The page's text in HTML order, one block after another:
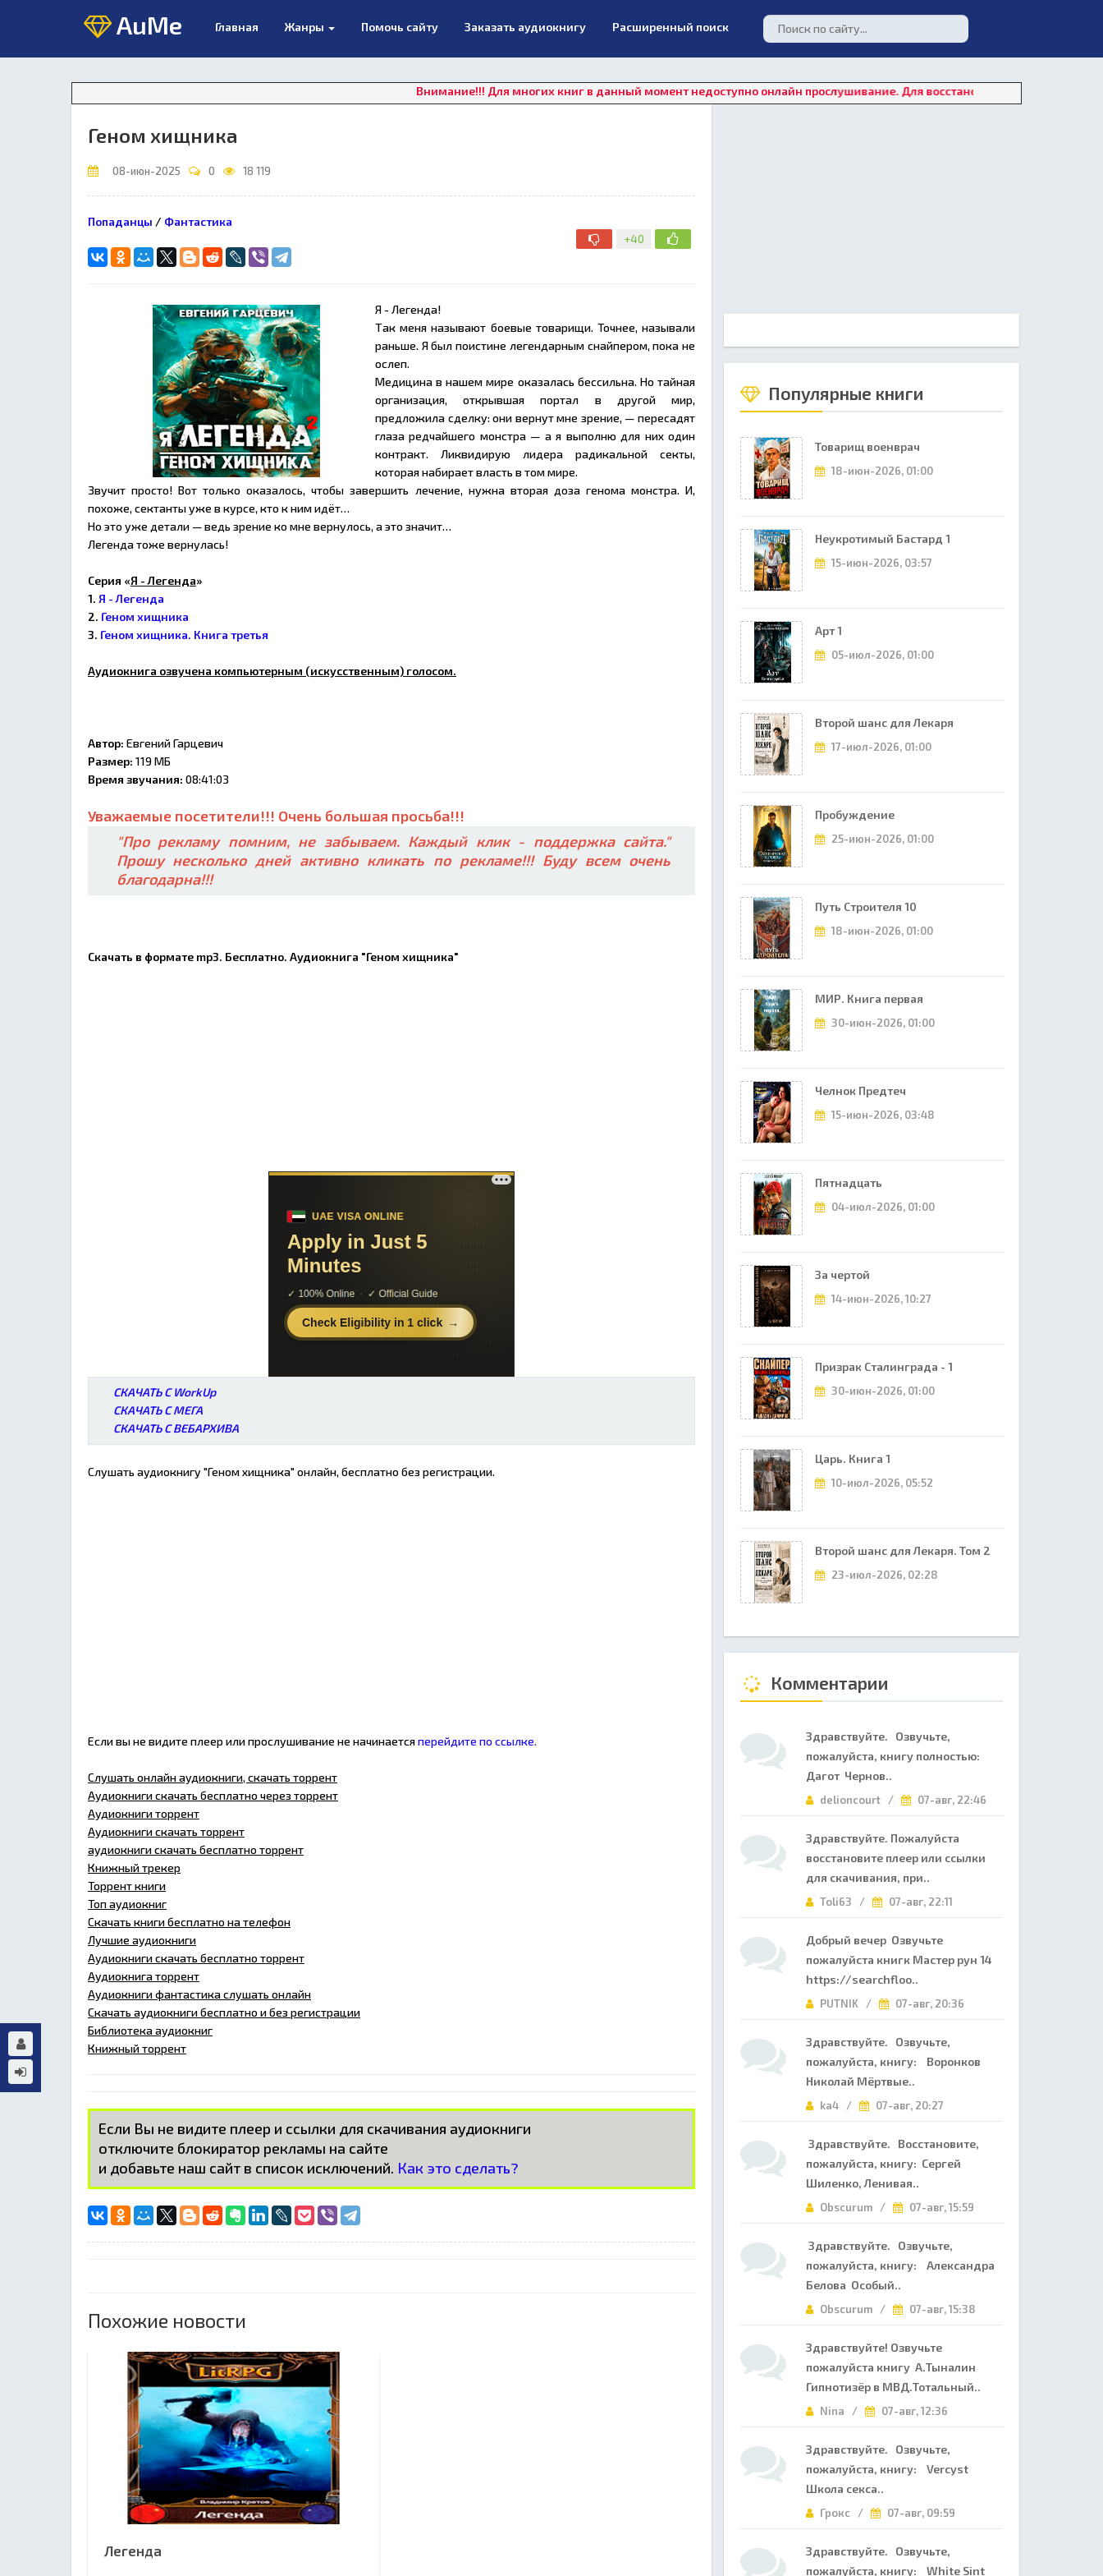
AuMe Главная Жанры Помочь сайту Заказать аудиокнигу Расширенный поиск
Внимание!!! Для многих книг в данный момент недоступно онлайн прослушивание. Для восстановления работы плеера
Геном хищника
08-июн-2025 0 18 119
+40
Попаданцы / Фантастика
Я - Легенда!
Так меня называют боевые товарищи. Точнее, называли
раньше. Я был поистине легендарным снайпером, пока не
ослеп.
Медицина в нашем мире оказалась бессильна. Но тайная
организация, открывшая портал в другой мир,
предложила сделку: они вернут мне зрение, — пересадят
глаза редчайшего монстра — а я выполню для них один
контракт. Ликвидирую лидера радикальной секты,
которая набирает власть в том мире.
Звучит просто! Вот только оказалось, чтобы завершить лечение, нужна вторая доза генома монстра. И,
похоже, сектанты уже в курсе, кто к ним идёт…
Но это уже детали — ведь зрение ко мне вернулось, а это значит…
Легенда тоже вернулась!
Серия «Я - Легенда»
1. Я - Легенда
2. Геном хищника
3. Геном хищника. Книга третья
Аудиокнига озвучена компьютерным (искусственным) голосом.
Автор: Евгений Гарцевич
Размер: 119 МБ
Время звучания: 08:41:03
Уважаемые посетители!!! Очень большая просьба!!!
"Про рекламу помним, не забываем. Каждый клик - поддержка сайта."
Прошу несколько дней активно кликать по рекламе!!! Буду всем очень
благодарна!!!
Скачать в формате mp3. Бесплатно. Аудиокнига "Геном хищника"
СКАЧАТЬ С WorkUp
СКАЧАТЬ С МЕГА
СКАЧАТЬ С ВЕБАРХИВА
Слушать аудиокнигу "Геном хищника" онлайн, бесплатно без регистрации.
Если вы не видите плеер или прослушивание не начинаетсяперейдите по ссылке.
Слушать онлайн аудиокниги, скачать торрент
Аудиокниги скачать бесплатно через торрент
Аудиокниги торрент
Аудиокниги скачать торрент
аудиокниги скачать бесплатно торрент
Книжный трекер
Торрент книги
Топ аудиокниг
Скачать книги бесплатно на телефон
Лучшие аудиокниги
Аудиокниги скачать бесплатно торрент
Аудиокнига торрент
Аудиокниги фантастика слушать онлайн
Скачать аудиокниги бесплатно и без регистрации
Библиотека аудиокниг
Книжный торрент
Если Вы не видите плеер и ссылки для скачивания аудиокниги
отключите блокиратор рекламы на сайте
и добавьте наш сайт в список исключений. Как это сделать?
Похожие новости
Легенда
Популярные книги
Товарищ военврач
18-июн-2026, 01:00
Неукротимый Бастард 1
15-июн-2026, 03:57
Арт 1
05-июл-2026, 01:00
Второй шанс для Лекаря
17-июл-2026, 01:00
Пробуждение
25-июн-2026, 01:00
Путь Строителя 10
18-июн-2026, 01:00
МИР. Книга первая
30-июн-2026, 01:00
Челнок Предтеч
15-июн-2026, 03:48
Пятнадцать
04-июл-2026, 01:00
За чертой
14-июн-2026, 10:27
Призрак Сталинграда - 1
30-июн-2026, 01:00
Царь. Книга 1
10-июл-2026, 05:52
Второй шанс для Лекаря. Том 2
23-июл-2026, 02:28
Комментарии
Здравствуйте. Озвучьте,
пожалуйста, книгу полностью:
Дагот Чернов..
delioncourt / 07-авг, 22:46
Здравствуйте. Пожалуйста
восстановите плеер или ссылки
для скачивания, при..
Toli63 / 07-авг, 22:11
Добрый вечер Озвучьте
пожалуйста книгк Мастер рун 14
https://searchfloo..
PUTNIK / 07-авг, 20:36
Здравствуйте. Озвучьте,
пожалуйста, книгу: Воронков
Николай Мёртвые..
ka4 / 07-авг, 20:27
Здравствуйте. Восстановите,
пожалуйста, книгу: Сергей
Шиленко, Ленивая..
Obscurum / 07-авг, 15:59
Здравствуйте. Озвучьте,
пожалуйста, книгу: Александра
Белова Особый..
Obscurum / 07-авг, 15:38
Здравствуйте! Озвучьте
пожалуйста книгу А.Тыналин
Гипнотизёр в МВД.Тотальный..
Nina / 07-авг, 12:36
Здравствуйте. Озвучьте,
пожалуйста, книгу: Vercyst
Школа секса..
Грокс / 07-авг, 09:59
Здравствуйте. Озвучьте,
пожалуйста, книгу: White Sint